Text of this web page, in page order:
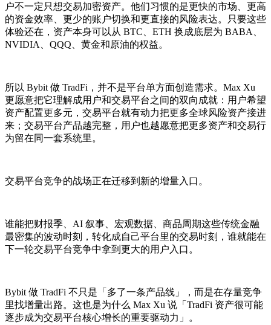
户不一定只想交易加密资产。他们习惯的是更快的市场、更高
的资金效率、更少的账户切换和更直接的风险表达。只要这些
体验还在，资产本身可以从 BTC、ETH 换成底层为 BABA、
NVIDIA、QQQ、黄金和原油的权益。
所以 Bybit 做 TradFi，并不是平台单方面创造需求。Max Xu
更愿意把它理解成用户和交易平台之间的双向成就：用户希望
资产配置更多元，交易平台就有动力把更多全球风险资产接进
来；交易平台产品越完整，用户也越愿意把更多资产和交易行
为留在同一套系统里。
交易平台竞争的战场正在迁移到新的增量入口。
谁能把财报季、AI 叙事、宏观数据、商品周期这些传统金融
最密集的波动时刻，转化成自己平台里的交易时刻，谁就能在
下一轮交易平台竞争中拿到更大的用户入口。
Bybit 做 TradFi 不只是「多了一条产品线」，而是在存量竞争
里找增量出路。这也是为什么 Max Xu 说「TradFi 资产很可能
逐步成为交易平台核心增长的重要驱动力」。